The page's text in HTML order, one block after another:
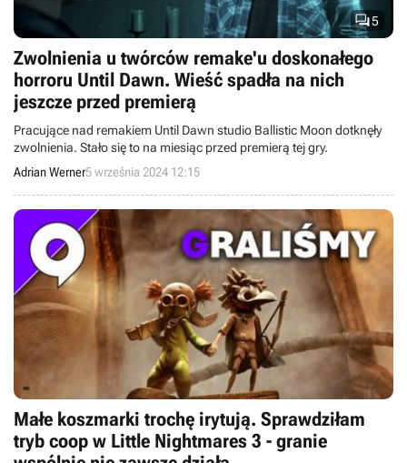
5
Zwolnienia u twórców remake'u doskonałego
horroru Until Dawn. Wieść spadła na nich
jeszcze przed premierą
Pracujące nad remakiem Until Dawn studio Ballistic Moon dotknęły
zwolnienia. Stało się to na miesiąc przed premierą tej gry.
Adrian Werner5 września 2024 12:15
Małe koszmarki trochę irytują. Sprawdziłam
tryb coop w Little Nightmares 3 - granie